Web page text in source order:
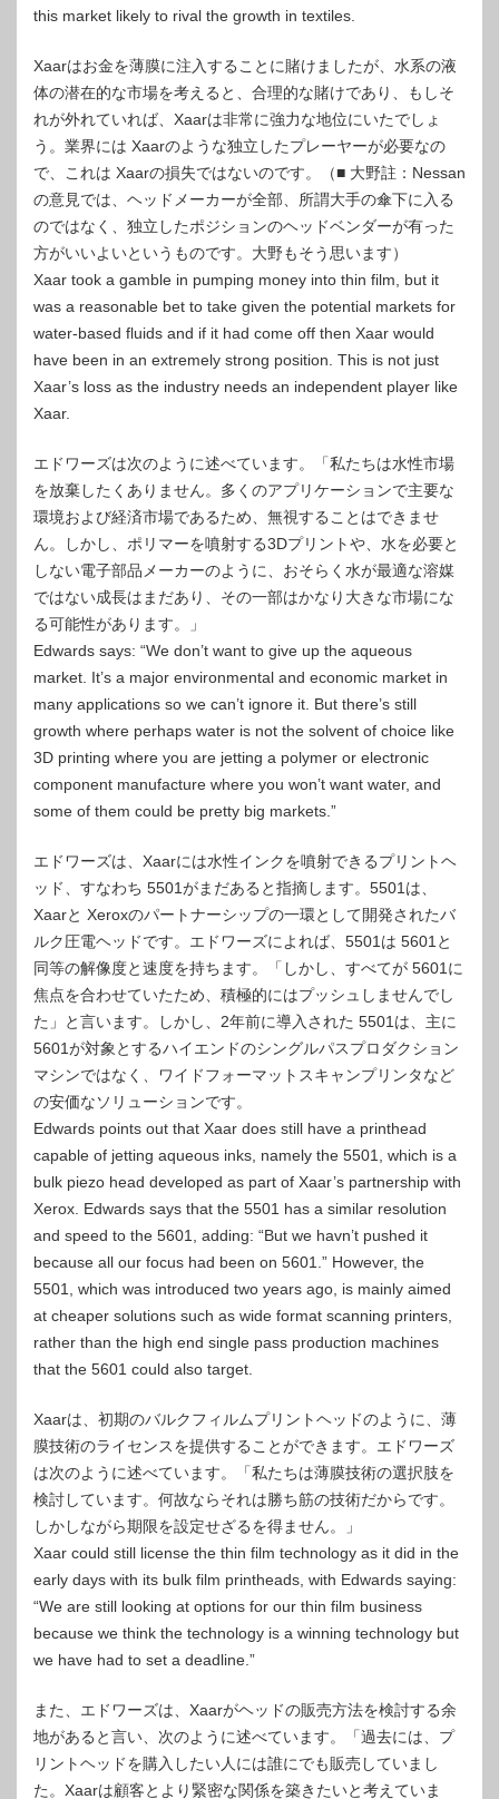
this market likely to rival the growth in textiles.
Xaarはお金を薄膜に注入することに賭けましたが、水系の液
体の潜在的な市場を考えると、合理的な賭けであり、もしそ
れが外れていれば、Xaarは非常に強力な地位にいたでしょ
う。業界には Xaarのような独立したプレーヤーが必要なの
で、これは Xaarの損失ではないのです。（■ 大野註：Nessan
の意見では、ヘッドメーカーが全部、所謂大手の傘下に入る
のではなく、独立したポジションのヘッドベンダーが有った
方がいいよいというものです。大野もそう思います）
Xaar took a gamble in pumping money into thin film, but it
was a reasonable bet to take given the potential markets for
water-based fluids and if it had come off then Xaar would
have been in an extremely strong position. This is not just
Xaar’s loss as the industry needs an independent player like
Xaar.
エドワーズは次のように述べています。「私たちは水性市場
を放棄したくありません。多くのアプリケーションで主要な
環境および経済市場であるため、無視することはできませ
ん。しかし、ポリマーを噴射する3Dプリントや、水を必要と
しない電子部品メーカーのように、おそらく水が最適な溶媒
ではない成長はまだあり、その一部はかなり大きな市場にな
る可能性があります。」
Edwards says: “We don’t want to give up the aqueous
market. It’s a major environmental and economic market in
many applications so we can’t ignore it. But there’s still
growth where perhaps water is not the solvent of choice like
3D printing where you are jetting a polymer or electronic
component manufacture where you won’t want water, and
some of them could be pretty big markets.”
エドワーズは、Xaarには水性インクを噴射できるプリントヘ
ッド、すなわち 5501がまだあると指摘します。5501は、
Xaarと Xeroxのパートナーシップの一環として開発されたバ
ルク圧電ヘッドです。エドワーズによれば、5501は 5601と
同等の解像度と速度を持ちます。「しかし、すべてが 5601に
焦点を合わせていたため、積極的にはプッシュしませんでし
た」と言います。しかし、2年前に導入された 5501は、主に
5601が対象とするハイエンドのシングルパスプロダクション
マシンではなく、ワイドフォーマットスキャンプリンタなど
の安価なソリューションです。
Edwards points out that Xaar does still have a printhead
capable of jetting aqueous inks, namely the 5501, which is a
bulk piezo head developed as part of Xaar’s partnership with
Xerox. Edwards says that the 5501 has a similar resolution
and speed to the 5601, adding: “But we havn’t pushed it
because all our focus had been on 5601.” However, the
5501, which was introduced two years ago, is mainly aimed
at cheaper solutions such as wide format scanning printers,
rather than the high end single pass production machines
that the 5601 could also target.
Xaarは、初期のバルクフィルムプリントヘッドのように、薄
膜技術のライセンスを提供することができます。エドワーズ
は次のように述べています。「私たちは薄膜技術の選択肢を
検討しています。何故ならそれは勝ち筋の技術だからです。
しかしながら期限を設定せざるを得ません。」
Xaar could still license the thin film technology as it did in the
early days with its bulk film printheads, with Edwards saying:
“We are still looking at options for our thin film business
because we think the technology is a winning technology but
we have had to set a deadline.”
また、エドワーズは、Xaarがヘッドの販売方法を検討する余
地があると言い、次のように述べています。「過去には、プ
リントヘッドを購入したい人には誰にでも販売していまし
た。Xaarは顧客とより緊密な関係を築きたいと考えていま